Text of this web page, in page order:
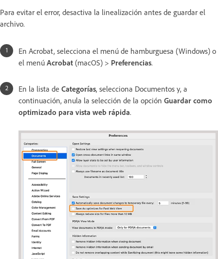
Para evitar el error, desactiva la linealización antes de guardar el
archivo.
En Acrobat, selecciona el menú de hamburguesa (Windows) o
el menú Acrobat (macOS) > Preferencias.
En la lista de Categorías, selecciona Documentos y, a
continuación, anula la selección de la opción Guardar como
optimizado para vista web rápida.